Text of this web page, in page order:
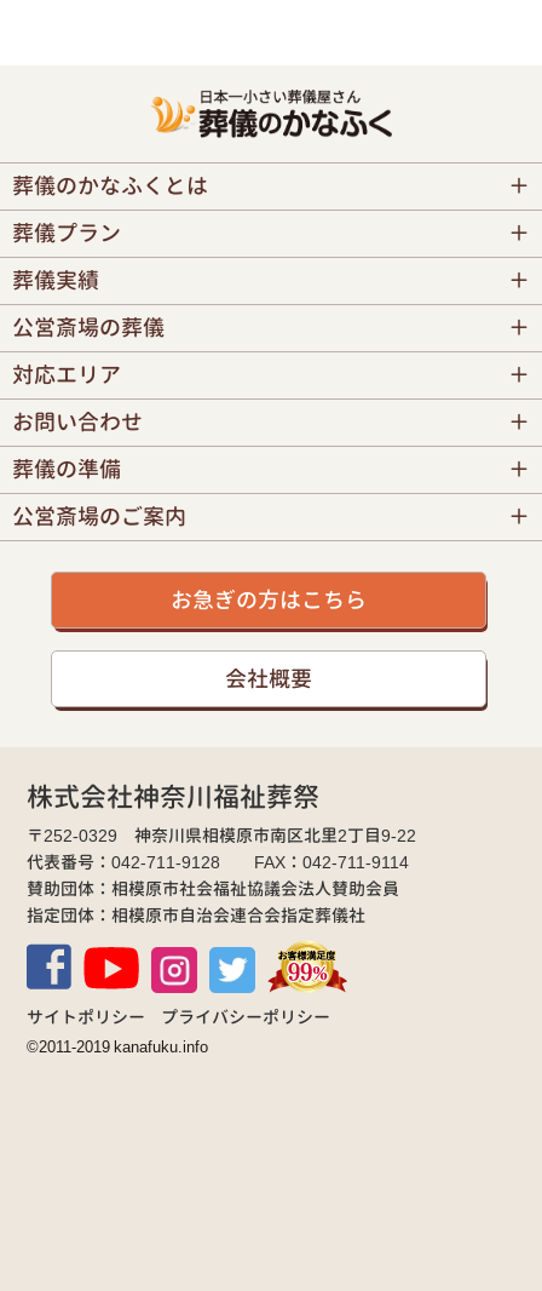
葬儀のかなふくとは
葬儀プラン
葬儀実績
公営斎場の葬儀
対応エリア
お問い合わせ
葬儀の準備
公営斎場のご案内
お急ぎの方はこちら
会社概要
株式会社神奈川福祉葬祭
〒252-0329 神奈川県相模原市南区北里2丁目9-22
代表番号：042-711-9128 FAX：042-711-9114
賛助団体：相模原市社会福祉協議会法人賛助会員
指定団体：相模原市自治会連合会指定葬儀社
サイトポリシー プライバシーポリシー
©2011-2019 kanafuku.info